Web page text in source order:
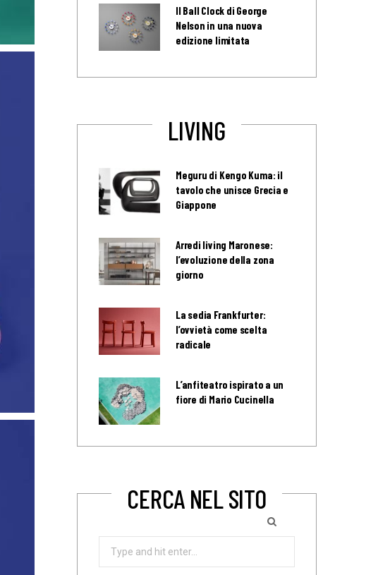
Il Ball Clock di George
Nelson in una nuova
edizione limitata
LIVING
Meguru di Kengo Kuma: il
tavolo che unisce Grecia e
Giappone
Arredi living Maronese:
l’evoluzione della zona
giorno
La sedia Frankfurter:
l’ovvietà come scelta
radicale
L’anfiteatro ispirato a un
fiore di Mario Cucinella
CERCA NEL SITO
Search